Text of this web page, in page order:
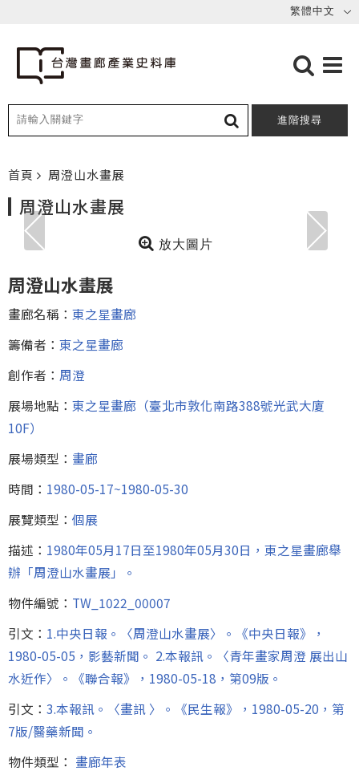
進階搜尋
首頁 周澄山水畫展
周澄山水畫展
放大圖片
周澄山水畫展
畫廊名稱： 東之星畫廊
籌備者： 東之星畫廊
創作者： 周澄
展場地點： 東之星畫廊（臺北市敦化南路388號光武大廈
10F）
展場類型： 畫廊
時間： 1980-05-17~1980-05-30
展覽類型： 個展
描述： 1980年05月17日至1980年05月30日，東之星畫廊舉
辦「周澄山水畫展」。
物件編號： TW_1022_00007
引文： 1.中央日報。〈周澄山水畫展〉。《中央日報》，
1980-05-05，影藝新聞。 2.本報訊。〈青年畫家周澄 展出山
水近作〉。《聯合報》，1980-05-18，第09版。
引文： 3.本報訊。〈畫訊 〉。《民生報》，1980-05-20，第
7版/醫藥新聞。
物件類型： 畫廊年表